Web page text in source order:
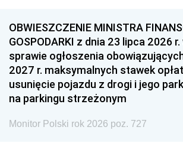
OBWIESZCZENIE MINISTRA
GOSPODARKI z dnia 23 lipca 2026 r.
sprawie ogłoszenia
2027 r. maksymalnych stawek
usunięcie pojazdu z drogi i jego
na parkingu strzeżonym
Monitor Polski rok 2026 poz. 727